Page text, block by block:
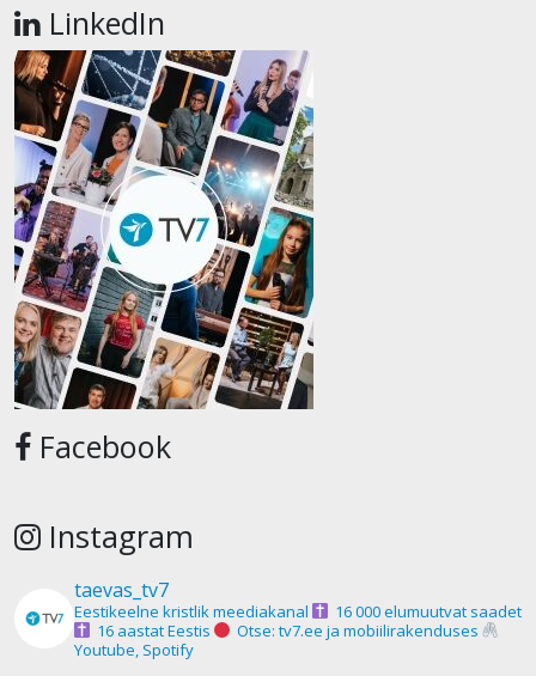
LinkedIn
Facebook
Instagram
taevas_tv7
Eestikeelne kristlik meediakanal
16 000 elumuutvat saadet
16 aastat Eestis
Otse: tv7.ee ja mobiilirakenduses
Youtube, Spotify